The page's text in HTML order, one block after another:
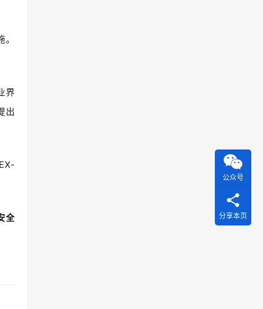
界
出
全
公众号
分享本页